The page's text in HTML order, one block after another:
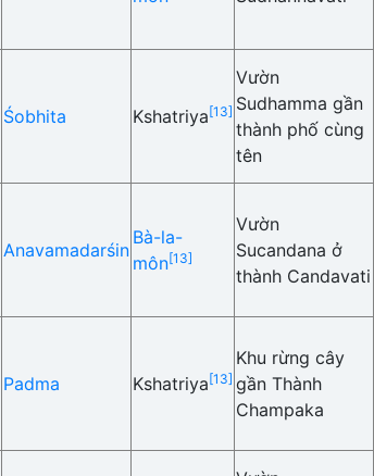
Śobhita Kshatriya[13]
Vườn
Sudhamma gần
thành phố cùng
tên
Anavamadarśin
Bà-la-
môn[13]
Vườn
Sucandana ở
thành Candavati
Padma Kshatriya[13]
Khu rừng cây
gần Thành
Champaka